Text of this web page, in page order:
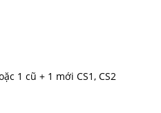
1 cũ + 1 mới CS1, CS2